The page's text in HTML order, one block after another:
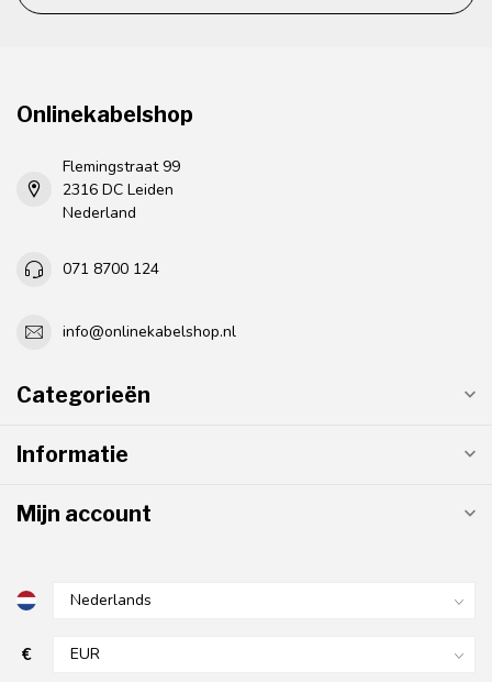
Onlinekabelshop
Flemingstraat 99
2316 DC Leiden
Nederland
071 8700 124
info@onlinekabelshop.nl
Categorieën
Informatie
Mijn account
€